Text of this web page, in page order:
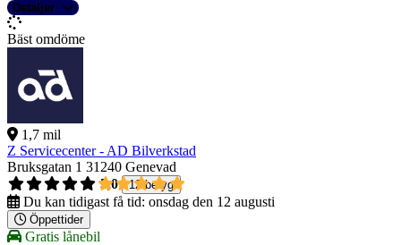
Detaljer
Bäst omdöme
1,7 mil
Z Servicecenter - AD Bilverkstad
Bruksgatan 1 31240 Genevad
5,0
12 betyg
Du kan tidigast få tid: onsdag den 12 augusti
Öppettider
Gratis lånebil